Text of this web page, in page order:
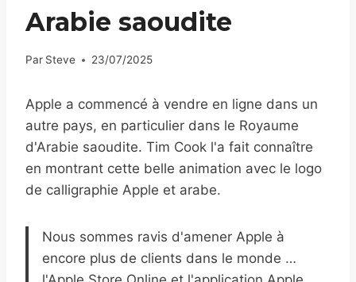
Arabie saoudite
Par Steve 23/07/2025
Apple a commencé à vendre en ligne dans un
autre pays, en particulier dans le Royaume
d'Arabie saoudite. Tim Cook l'a fait connaître
en montrant cette belle animation avec le logo
de calligraphie Apple et arabe.
Nous sommes ravis d'amener Apple à
encore plus de clients dans le monde …